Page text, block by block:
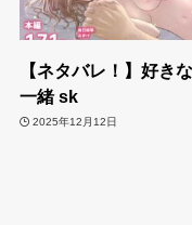
【ネタバレ！】好き
一緒 sk
2025年12月12日